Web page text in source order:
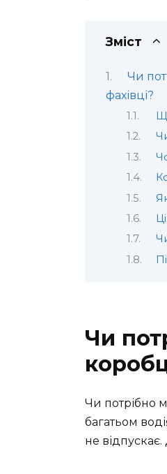
Зміст
Чи
фахівці?
Чи
Чи потрібно
багатьом
не